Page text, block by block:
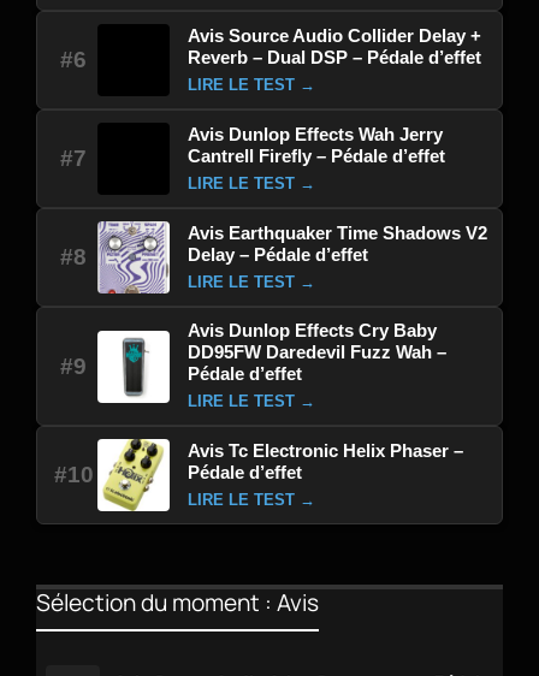
#6
Avis Source Audio Collider Delay +
Reverb – Dual DSP – Pédale d’effet
LIRE LE TEST →
#7
Avis Dunlop Effects Wah Jerry
Cantrell Firefly – Pédale d’effet
LIRE LE TEST →
#8
Avis Earthquaker Time Shadows V2
Delay – Pédale d’effet
LIRE LE TEST →
#9
Avis Dunlop Effects Cry Baby
DD95FW Daredevil Fuzz Wah –
Pédale d’effet
LIRE LE TEST →
#10
Avis Tc Electronic Helix Phaser –
Pédale d’effet
LIRE LE TEST →
Sélection du moment : Avis